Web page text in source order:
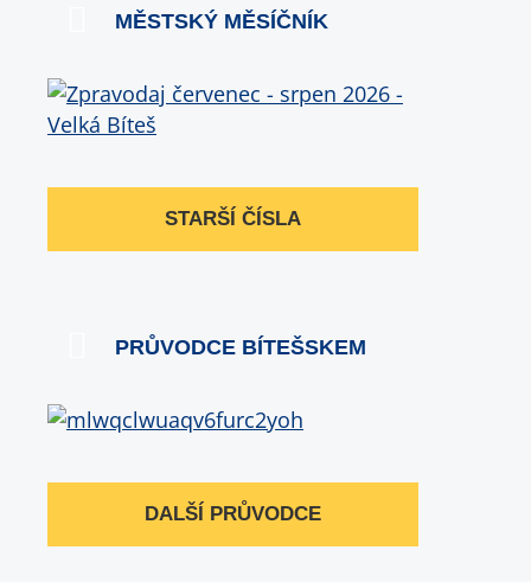
MĚSTSKÝ MĚSÍČNÍK
STARŠÍ ČÍSLA
PRŮVODCE BÍTEŠSKEM
DALŠÍ PRŮVODCE